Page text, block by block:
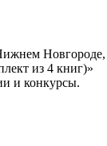
Новгороде,
из 4 книг)»
и конкурсы.